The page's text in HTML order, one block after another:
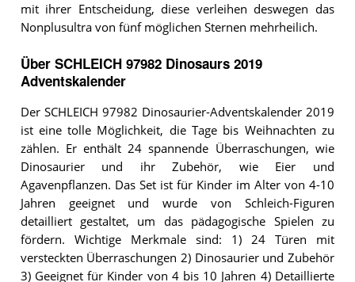
mit ihrer Entscheidung, diese verleihen deswegen das
Nonplusultra von fünf möglichen Sternen mehrheilich.
Über SCHLEICH 97982 Dinosaurs 2019
Adventskalender
Der SCHLEICH 97982 Dinosaurier-Adventskalender 2019
ist eine tolle Möglichkeit, die Tage bis Weihnachten zu
zählen. Er enthält 24 spannende Überraschungen, wie
Dinosaurier und ihr Zubehör, wie Eier und
Agavenpflanzen. Das Set ist für Kinder im Alter von 4-10
Jahren geeignet und wurde von Schleich-Figuren
detailliert gestaltet, um das pädagogische Spielen zu
fördern. Wichtige Merkmale sind: 1) 24 Türen mit
versteckten Überraschungen 2) Dinosaurier und Zubehör
3) Geeignet für Kinder von 4 bis 10 Jahren 4) Detaillierte